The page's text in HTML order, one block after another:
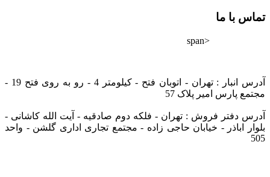
تماس با ما
<span
آدرس انبار : تهران - اتوبان فتح - کیلومتر 4 - رو به روی فتح 19 -
مجتمع پارس امیر پلاک 57
آدرس دفتر فروش : تهران - فلکه دوم صادقیه - آیت الله کاشانی -
بلوار اباذر - خیابان حاجی زاده - مجتمع تجاری اداری گلشن - واحد
505